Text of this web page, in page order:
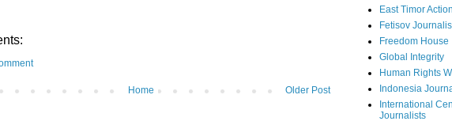
Older Post
Home
East Timor
Fetisov
Freedom House
Global Integrity
Human Rights
Indonesia
International
Journalists